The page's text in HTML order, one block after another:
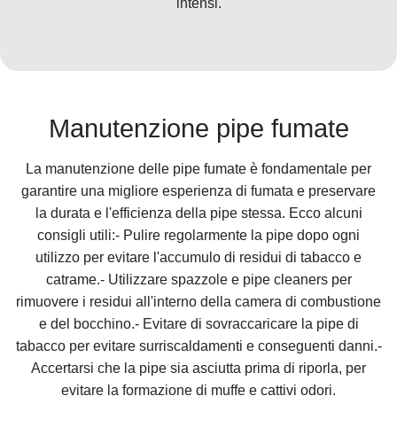
Manutenzione pipe fumate
La manutenzione delle pipe fumate è fondamentale per
garantire una migliore esperienza di fumata e preservare
la durata e l'efficienza della pipe stessa. Ecco alcuni
consigli utili:- Pulire regolarmente la pipe dopo ogni
utilizzo per evitare l'accumulo di residui di tabacco e
catrame.- Utilizzare spazzole e pipe cleaners per
rimuovere i residui all'interno della camera di combustione
e del bocchino.- Evitare di sovraccaricare la pipe di
tabacco per evitare surriscaldamenti e conseguenti danni.-
Accertarsi che la pipe sia asciutta prima di riporla, per
evitare la formazione di muffe e cattivi odori.